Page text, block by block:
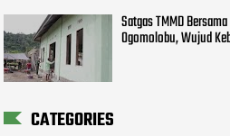
Satgas TMMD
Ogomolobu, Wujud
CATEGORIES